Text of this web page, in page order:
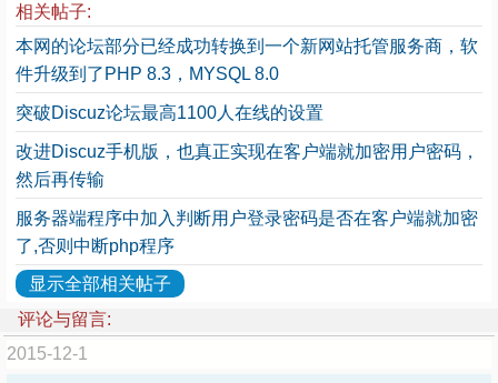
相关帖子:
本网的论坛部分已经成功转换到一个新网站托管服务商，软
件升级到了PHP 8.3，MYSQL 8.0
突破Discuz论坛最高1100人在线的设置
改进Discuz手机版，也真正实现在客户端就加密用户密码，
然后再传输
服务器端程序中加入判断用户登录密码是否在客户端就加密
了,否则中断php程序
显示全部相关帖子
评论与留言:
2015-12-1